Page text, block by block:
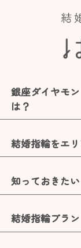
銀座ダイヤモ
は？
結婚指輪をエ
知っておきた
結婚指輪ブラ